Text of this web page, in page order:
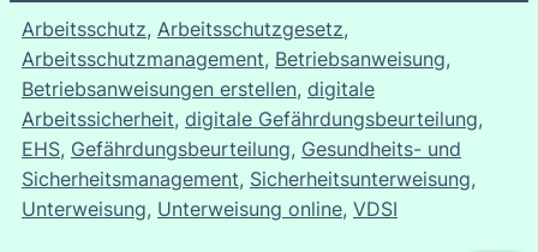
Arbeitsschutz, Arbeitsschutzgesetz
Arbeitsschutzmanagement, Betriebsanweisung
Betriebsanweisungen erstellen, digitale
Arbeitssicherheit, digitale Gefährdungsbeurteilung
EHS, Gefährdungsbeurteilung, Gesundheits- und
Sicherheitsmanagement, Sicherheitsunterweisung
Unterweisung, Unterweisung online, VDSI